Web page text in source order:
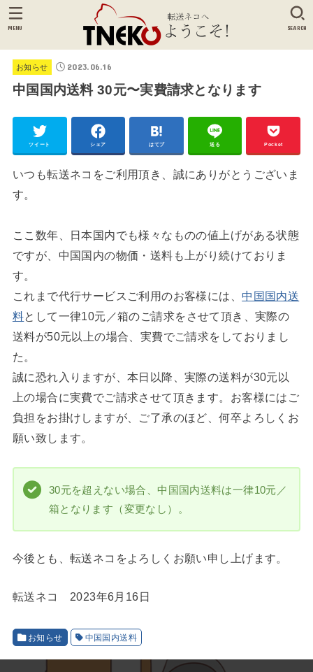
SEARCH
MENU
お知らせ 2023.06.16
中国国内送料 30元〜実費請求となります
ツイート シェア はてブ 送る Pocket
いつも転送ネコをご利用頂き、誠にありがとうございま
す。
ここ数年、日本国内でも様々なものの値上げがある状態
ですが、中国国内の物価・送料も上がり続けておりま
す。
これまで代行サービスご利用のお客様には、中国国内送
料として一律10元／箱のご請求をさせて頂き、実際の
送料が50元以上の場合、実費でご請求をしておりまし
た。
誠に恐れ入りますが、本日以降、実際の送料が30元以
上の場合に実費でご請求させて頂きます。お客様にはご
負担をお掛けしますが、ご了承のほど、何卒よろしくお
願い致します。
30元を超えない場合、中国国内送料は一律10元／
箱となります（変更なし）。
今後とも、転送ネコをよろしくお願い申し上げます。
転送ネコ 2023年6月16日
お知らせ 中国国内送料